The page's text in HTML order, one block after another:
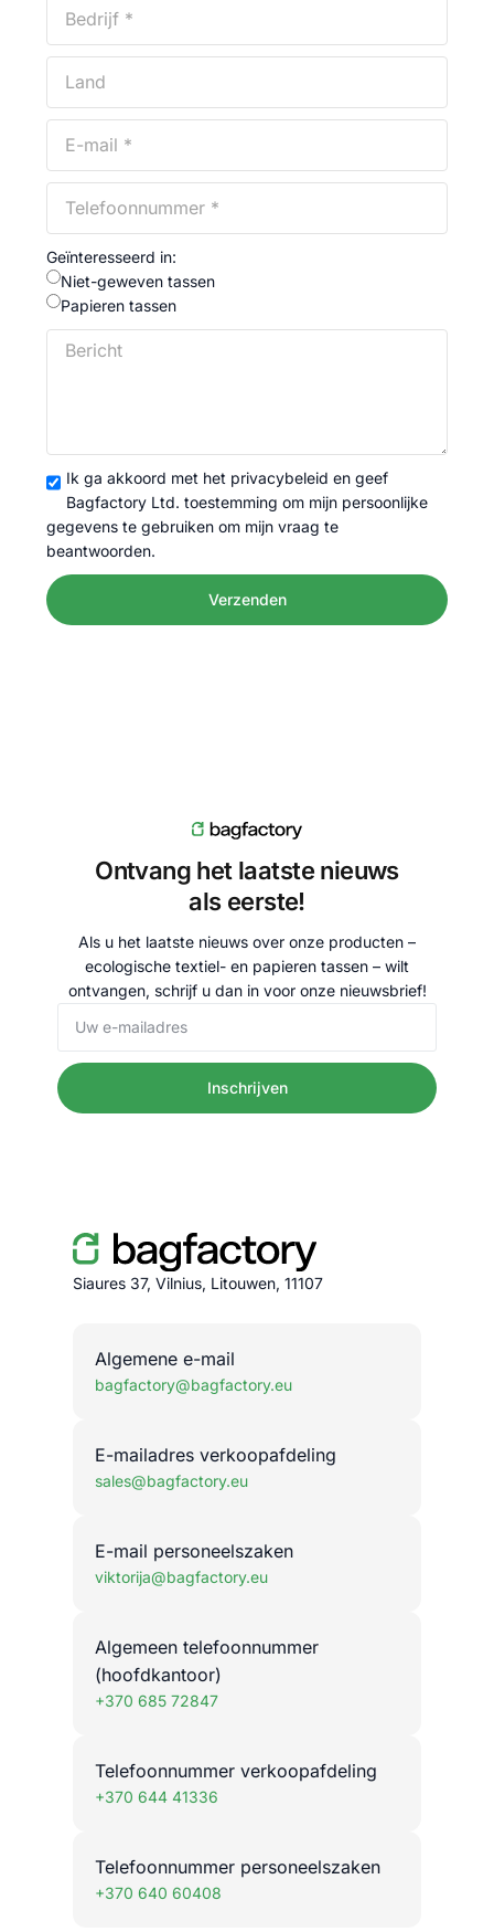
Geïnteresseerd in:
Niet-geweven tassen
Papieren tassen
Ik ga akkoord met het privacybeleid en geef
Bagfactory Ltd. toestemming om mijn persoonlijke
gegevens te gebruiken om mijn vraag te
beantwoorden.
Verzenden
Ontvang het laatste nieuws
als eerste!
Als u het laatste nieuws over onze producten –
ecologische textiel- en papieren tassen – wilt
ontvangen, schrijf u dan in voor onze nieuwsbrief!
Inschrijven
Siaures 37, Vilnius, Litouwen, 11107
Algemene e-mail
bagfactory@bagfactory.eu
E-mailadres verkoopafdeling
sales@bagfactory.eu
E-mail personeelszaken
viktorija@bagfactory.eu
Algemeen telefoonnummer
(hoofdkantoor)
+370 685 72847
Telefoonnummer verkoopafdeling
+370 644 41336
Telefoonnummer personeelszaken
+370 640 60408